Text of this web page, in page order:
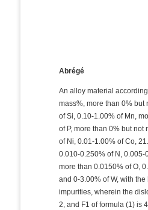
Abrégé
An alloy material
mass%, more than 0% but
of Si, 0.10-1.00% of Mn,
of P, more than 0% but
of Ni, 0.01-1.00% of Co,
0.010-0.250% of N, 0.005-
more than 0.0150% of O,
and 0-3.00% of W, with
impurities, wherein the
2, and F1 of formula (1)